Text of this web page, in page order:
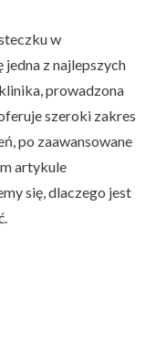
w
z najlepszych
prowadzona
szeroki zakres
po zaawansowane
artykule
się, dlaczego jest